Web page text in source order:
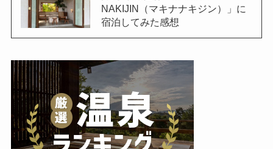
NAKIJIN（マキナナキジン）」に
宿泊してみた感想